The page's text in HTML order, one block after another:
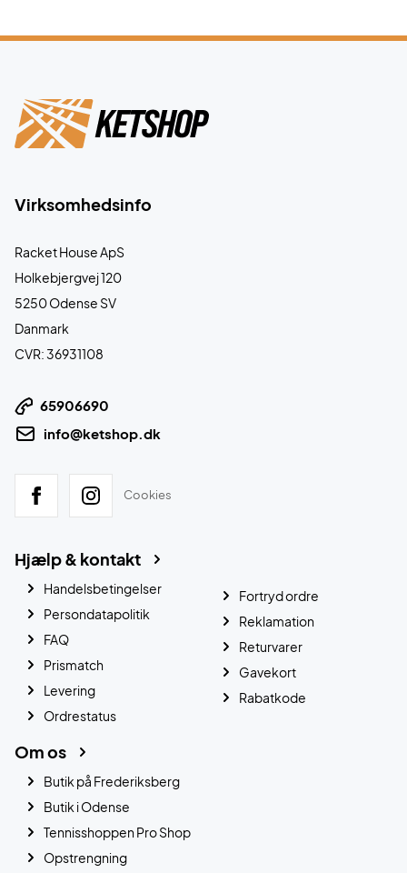
Virksomhedsinfo
Racket House ApS
Holkebjergvej 120
5250 Odense SV
Danmark
CVR: 36931108
65906690
info@ketshop.dk
Cookies
Hjælp & kontakt
Handelsbetingelser
Persondatapolitik
FAQ
Prismatch
Levering
Ordrestatus
Fortryd ordre
Reklamation
Returvarer
Gavekort
Rabatkode
Om os
Butik på Frederiksberg
Butik i Odense
Tennisshoppen Pro Shop
Opstrengning